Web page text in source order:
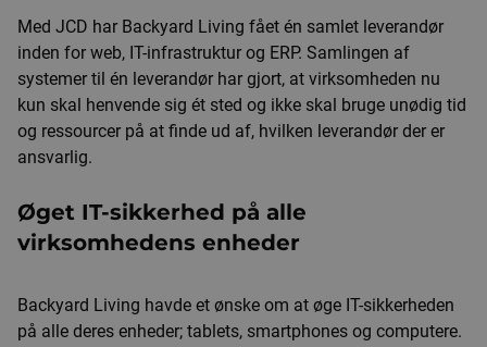
Med JCD har Backyard Living fået én samlet leverandør
inden for web, IT-infrastruktur og ERP. Samlingen af
systemer til én leverandør har gjort, at virksomheden nu
kun skal henvende sig ét sted og ikke skal bruge unødig tid
og ressourcer på at finde ud af, hvilken leverandør der er
ansvarlig.
Øget IT-sikkerhed på alle
virksomhedens enheder
Backyard Living havde et ønske om at øge IT-sikkerheden
på alle deres enheder; tablets, smartphones og computere.